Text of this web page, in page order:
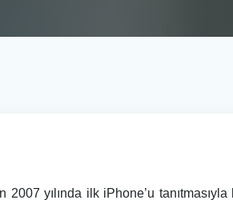
2007 yılında ilk iPhone’u